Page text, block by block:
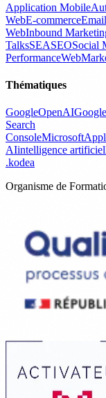
Application Mobile
WebE-commerce
WebInbound
TalksSEASEOSocial
Performance
Thématiques
GoogleOpenAI
Search
ConsoleMicrosoft
AIintelligence
.kodea
Organisme de